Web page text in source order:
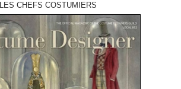
LES CHEFS COSTUMIERS